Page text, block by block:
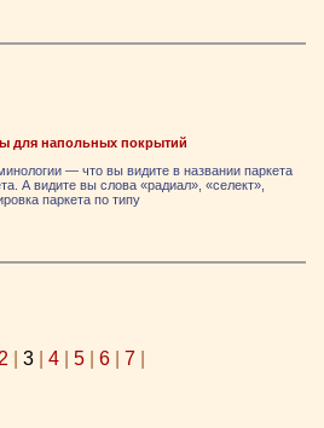
для напольных покрытий
— что вы видите в названии паркета
А видите вы слова «радиал», «селект»,
паркета по типу
2 3| 4| 5| 6| 7